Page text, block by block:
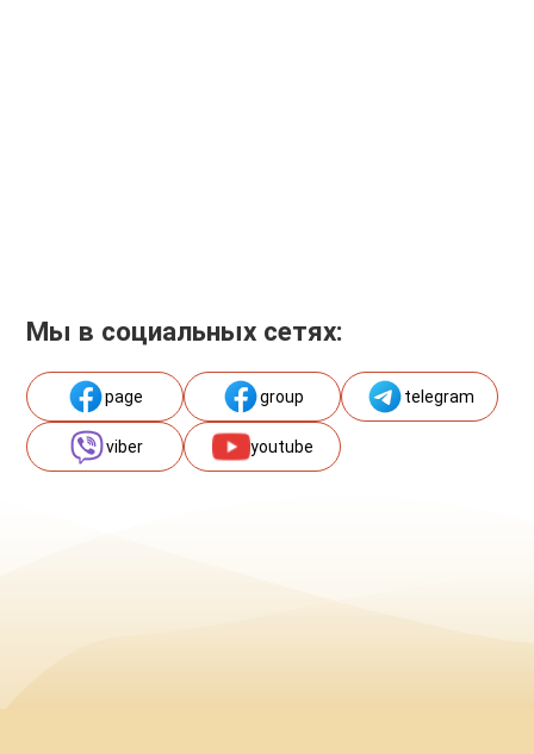
Мы в социальных сетях:
page group telegram
viber youtube